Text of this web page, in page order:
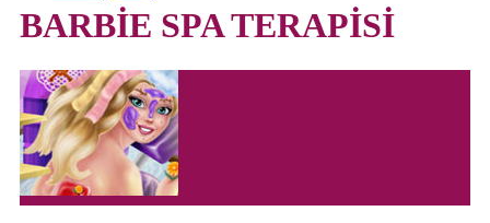
BARBİE SPA TERAPİSİ